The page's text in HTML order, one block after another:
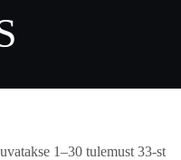
1–30 tulemust 33-st